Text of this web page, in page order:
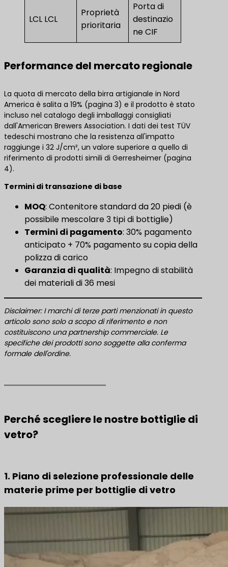
LCL LCL
Proprietà
prioritaria
Porta di
destinazio
ne CIF
Performance del mercato regionale
La quota di mercato della birra artigianale in Nord
America è salita a 19% (pagina 3) e il prodotto è stato
incluso nel catalogo degli imballaggi consigliati
dall'American Brewers Association. I dati dei test TÜV
tedeschi mostrano che la resistenza all'impatto
raggiunge i 32 J/cm², un valore superiore a quello di
riferimento di prodotti simili di Gerresheimer (pagina
4).
Termini di transazione di base
MOQ: Contenitore standard da 20 piedi (è
possibile mescolare 3 tipi di bottiglie)
Termini di pagamento: 30% pagamento
anticipato + 70% pagamento su copia della
polizza di carico
Garanzia di qualità: Impegno di stabilità
dei materiali di 36 mesi
Disclaimer: I marchi di terze parti menzionati in questo
articolo sono solo a scopo di riferimento e non
costituiscono una partnership commerciale. Le
specifiche dei prodotti sono soggette alla conferma
formale dell'ordine.
Perché scegliere le nostre bottiglie di
vetro?
1. Piano di selezione professionale delle
materie prime per bottiglie di vetro